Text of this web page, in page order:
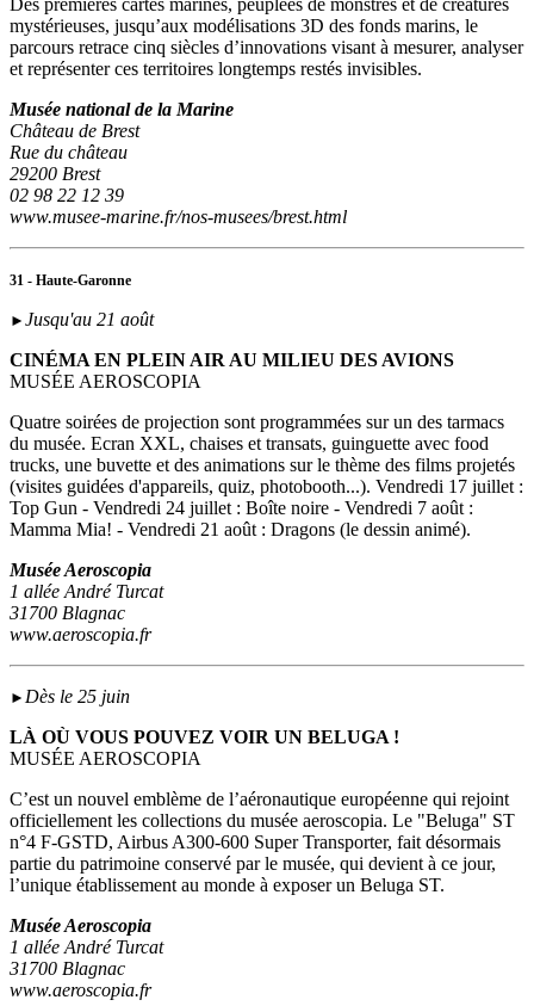
Des premières cartes marines, peuplées de monstres et de créatures
mystérieuses, jusqu’aux modélisations 3D des fonds marins, le
parcours retrace cinq siècles d’innovations visant à mesurer, analyser
et représenter ces territoires longtemps restés invisibles.
Musée national de la Marine
Château de Brest
Rue du château
29200 Brest
02 98 22 12 39
www.musee-marine.fr/nos-musees/brest.html
31 - Haute-Garonne
► Jusqu'au 21 août
CINÉMA EN PLEIN AIR AU MILIEU DES AVIONS
MUSÉE AEROSCOPIA
Quatre soirées de projection sont programmées sur un des tarmacs
du musée. Ecran XXL, chaises et transats, guinguette avec food
trucks, une buvette et des animations sur le thème des films projetés
(visites guidées d'appareils, quiz, photobooth...). Vendredi 17 juillet :
Top Gun - Vendredi 24 juillet : Boîte noire - Vendredi 7 août :
Mamma Mia! - Vendredi 21 août : Dragons (le dessin animé).
Musée Aeroscopia
1 allée André Turcat
31700 Blagnac
www.aeroscopia.fr
► Dès le 25 juin
LÀ OÙ VOUS POUVEZ VOIR UN BELUGA !
MUSÉE AEROSCOPIA
C’est un nouvel emblème de l’aéronautique européenne qui rejoint
officiellement les collections du musée aeroscopia. Le "Beluga" ST
n°4 F-GSTD, Airbus A300-600 Super Transporter, fait désormais
partie du patrimoine conservé par le musée, qui devient à ce jour,
l’unique établissement au monde à exposer un Beluga ST.
Musée Aeroscopia
1 allée André Turcat
31700 Blagnac
www.aeroscopia.fr